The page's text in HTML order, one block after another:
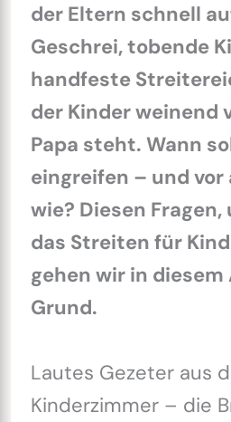
der Eltern schnell
Geschrei, tobende
handfeste
der Kinder weinend
Papa steht. Wann
eingreifen – und vor
wie? Diesen
das Streiten für
gehen wir in
Grund.
Lautes Gezeter aus
Kinderzimmer – die